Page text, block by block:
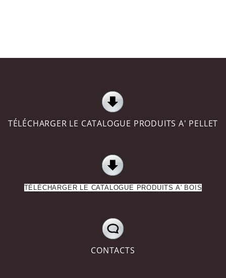
TÉLÉCHARGER LE CATALOGUE PRODUITS A' PELLET
TÉLÉCHARGER LE CATALOGUE PRODUITS A' BOIS
CONTACTS